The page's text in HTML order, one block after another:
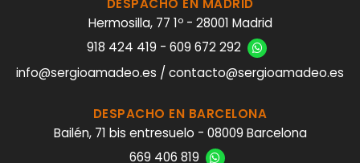
DESPACHO EN MADRID
Hermosilla, 77 1º - 28001 Madrid
918 424 419 - 609 672 292
info@sergioamadeo.es / contacto@sergioamadeo.es
DESPACHO EN BARCELONA
Bailén, 71 bis entresuelo - 08009 Barcelona
669 406 819